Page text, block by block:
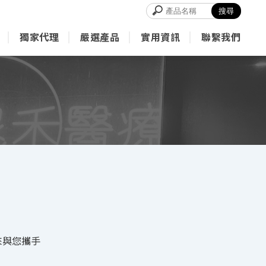
獨家代理
Exclusive
嚴選產品
Product
實用資訊
Info
聯繫我們
Contact
與您攜手